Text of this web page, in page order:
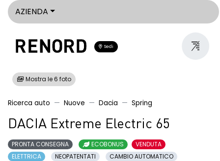
AZIENDA
Sedi
Mostra le 6 foto
Ricerca auto Nuove Dacia Spring
DACIA Extreme Electric 65
PRONTA CONSEGNA ECOBONUS
VENDUTA
ELETTRICA
NEOPATENTATI CAMBIO AUTOMATICO